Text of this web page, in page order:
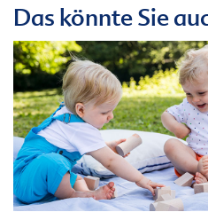
Das könnte Sie